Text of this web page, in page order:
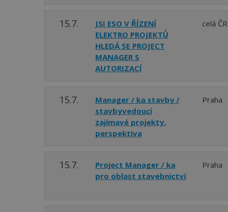
15.7.
JSI ESO V ŘÍZENÍ
ELEKTRO PROJEKTŮ
HLEDÁ SE PROJECT
MANAGER S
AUTORIZACÍ
celá ČR
15.7.
Manager / ka stavby /
stavbyvedoucí
zajímavé projekty,
perspektiva
Praha
15.7.
Project Manager / ka
pro oblast stavebnictví
Praha